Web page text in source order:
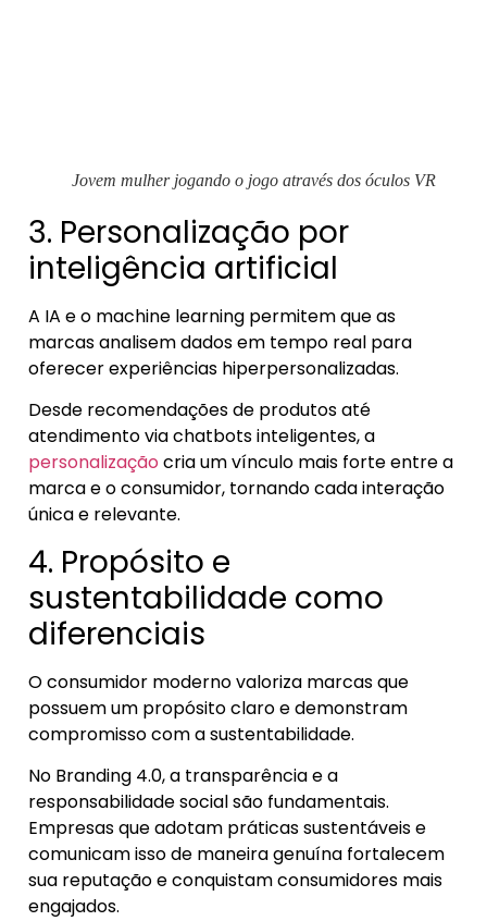
Jovem mulher jogando o jogo através dos óculos VR
3. Personalização por
inteligência artificial
A IA e o machine learning permitem que as
marcas analisem dados em tempo real para
oferecer experiências hiperpersonalizadas.
Desde recomendações de produtos até
atendimento via chatbots inteligentes, a
personalização cria um vínculo mais forte entre a
marca e o consumidor, tornando cada interação
única e relevante.
4. Propósito e
sustentabilidade como
diferenciais
O consumidor moderno valoriza marcas que
possuem um propósito claro e demonstram
compromisso com a sustentabilidade.
No Branding 4.0, a transparência e a
responsabilidade social são fundamentais.
Empresas que adotam práticas sustentáveis e
comunicam isso de maneira genuína fortalecem
sua reputação e conquistam consumidores mais
engajados.